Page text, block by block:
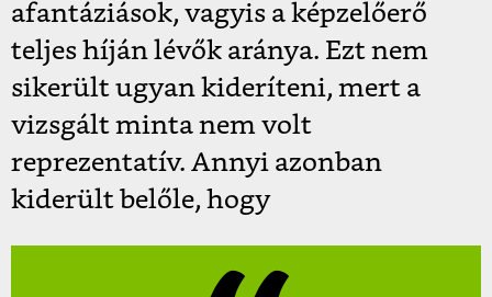
afantáziások, vagyis a képzelőerő
teljes híján lévők aránya. Ezt nem
sikerült ugyan kideríteni, mert a
vizsgált minta nem volt
reprezentatív. Annyi azonban
kiderült belőle, hogy